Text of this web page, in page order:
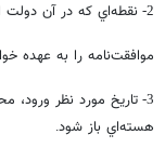
2- نقطه‌اي كه در آن
موافقت‌‌نامه را به عهده
3- تاريخ مورد نظر ورود،
هسته‌اي باز شود.